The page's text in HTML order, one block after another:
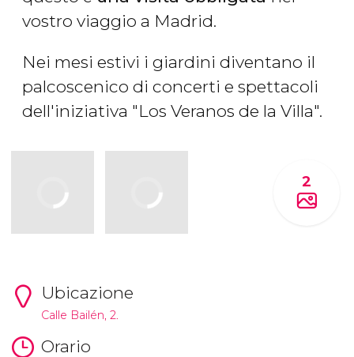
vostro viaggio a Madrid.
Nei mesi estivi i giardini diventano il
palcoscenico di concerti e spettacoli
dell'iniziativa "Los Veranos de la Villa".
2
Ubicazione
Calle Bailén, 2.
Orario